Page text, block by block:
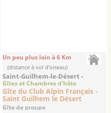
Un peu plus loin à 6 Km
(distance à vol d'oiseau)
Saint-Guilhem-le-Désert -
Hérault
Gîtes et Chambres d'hôte
Gîte du Club Alpin Français -
Saint Guilhem le Désert
Gîte de groupe